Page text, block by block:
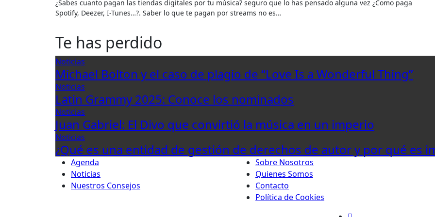
¿Sabes cuanto pagan las tiendas digitales por tu música? seguro que lo has pensado alguna vez ¿Como paga
Spotify, Deezer, I-Tunes…?. Saber lo que te pagan por streams no es…
Te has perdido
Noticias
Michael Bolton y el caso de plagio de “Love Is a Wonderful Thing”
Noticias
Latin Grammy 2025: Conoce los nominados
Noticias
Juan Gabriel: El Divo que convirtió la música en un imperio
Noticias
¿Qué es una entidad de gestión de derechos de autor y por qué es
Agenda
Noticias
Nuestros Consejos
Sobre Nosotros
Quienes Somos
Contacto
Política de Cookies